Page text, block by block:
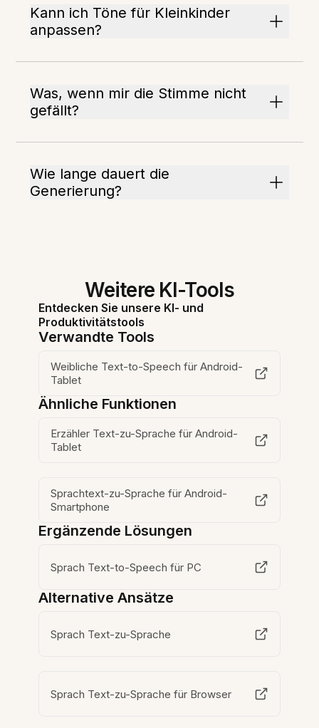
Kann ich Töne für Kleinkinder
anpassen?
Was, wenn mir die Stimme nicht
gefällt?
Wie lange dauert die
Generierung?
Weitere KI-Tools
Entdecken Sie unsere KI- und
Produktivitätstools
Verwandte Tools
Weibliche Text-to-Speech für Android-
Tablet
Ähnliche Funktionen
Erzähler Text-zu-Sprache für Android-
Tablet
Sprachtext-zu-Sprache für Android-
Smartphone
Ergänzende Lösungen
Sprach Text-to-Speech für PC
Alternative Ansätze
Sprach Text-zu-Sprache
Sprach Text-zu-Sprache für Browser